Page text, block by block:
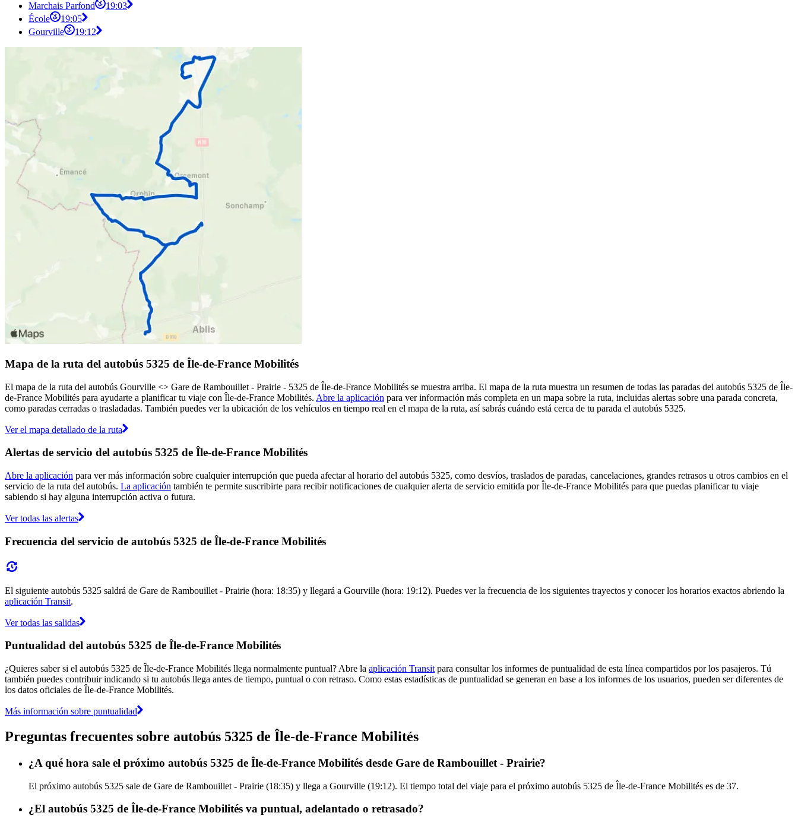
Marchais Parfond
19:03
École
19:05
Gourville
19:12
Mapa de la ruta del autobús 5325 de Île-de-France Mobilités
El mapa de la ruta del autobús Gourville <> Gare de Rambouillet - Prairie - 5325 de Île-de-France Mobilités se muestra arriba. El mapa de la ruta muestra un resumen de todas las paradas del autobús 5325 de Île-
de-France Mobilités para ayudarte a planificar tu viaje con Île-de-France Mobilités. Abre la aplicación para ver información más completa en un mapa sobre la ruta, incluidas alertas sobre una parada concreta,
como paradas cerradas o trasladadas. También puedes ver la ubicación de los vehículos en tiempo real en el mapa de la ruta, así sabrás cuándo está cerca de tu parada el autobús 5325.
Ver el mapa detallado de la ruta
Alertas de servicio del autobús 5325 de Île-de-France Mobilités
Abre la aplicación para ver más información sobre cualquier interrupción que pueda afectar al horario del autobús 5325, como desvíos, traslados de paradas, cancelaciones, grandes retrasos u otros cambios en el
servicio de la ruta del autobús. La aplicación también te permite suscribirte para recibir notificaciones de cualquier alerta de servicio emitida por Île-de-France Mobilités para que puedas planificar tu viaje
sabiendo si hay alguna interrupción activa o futura.
Ver todas las alertas
Frecuencia del servicio de autobús 5325 de Île-de-France Mobilités
El siguiente autobús 5325 saldrá de Gare de Rambouillet - Prairie (hora: 18:35) y llegará a Gourville (hora: 19:12). Puedes ver la frecuencia de los siguientes trayectos y conocer los horarios exactos abriendo la
aplicación Transit.
Ver todas las salidas
Puntualidad del autobús 5325 de Île-de-France Mobilités
¿Quieres saber si el autobús 5325 de Île-de-France Mobilités llega normalmente puntual? Abre la aplicación Transit para consultar los informes de puntualidad de esta línea compartidos por los pasajeros. Tú
también puedes contribuir indicando si tu autobús llega antes de tiempo, puntual o con retraso. Como estas estadísticas de puntualidad se generan en base a los informes de los usuarios, pueden ser diferentes de
los datos oficiales de Île-de-France Mobilités.
Más información sobre puntualidad
Preguntas frecuentes sobre autobús 5325 de Île-de-France Mobilités
¿A qué hora sale el próximo autobús 5325 de Île-de-France Mobilités desde Gare de Rambouillet - Prairie?
El próximo autobús 5325 sale de Gare de Rambouillet - Prairie (18:35) y llega a Gourville (19:12). El tiempo total del viaje para el próximo autobús 5325 de Île-de-France Mobilités es de 37.
¿El autobús 5325 de Île-de-France Mobilités va puntual, adelantado o retrasado?